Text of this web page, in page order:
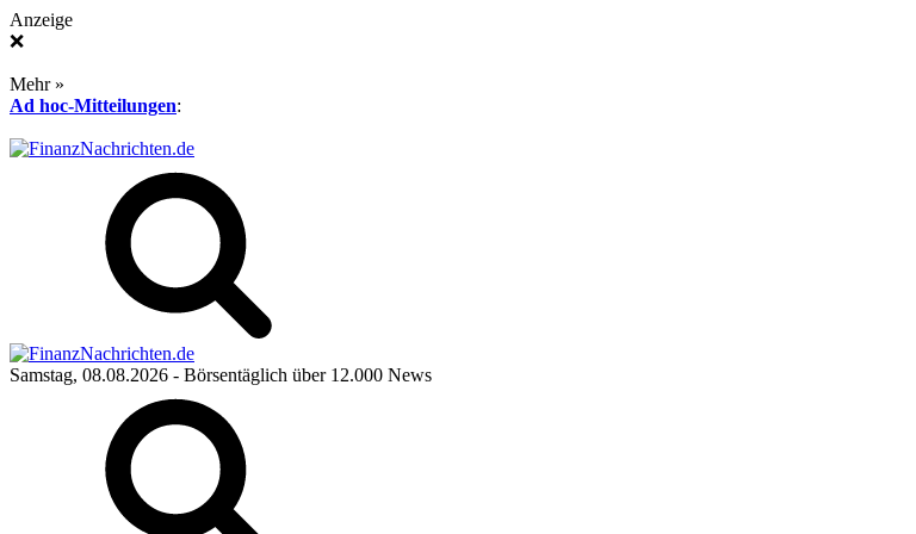
Anzeige
❌
Mehr »
Ad hoc-Mitteilungen:
Samstag, 08.08.2026 - Börsentäglich über 12.000 News